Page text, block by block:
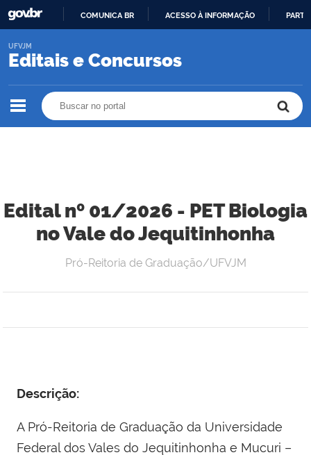
O
COMUNICA BR ACESSO À INFORMAÇÃO
Editais e Concursos
UFVJM
Edital nº 01/2026 - PET Biologia
no Vale do Jequitinhonha
Pró-Reitoria de Graduação/UFVJM
Descrição:
A Pró-Reitoria de Graduação da Universidade
Federal dos Vales do Jequitinhonha e Mucuri –